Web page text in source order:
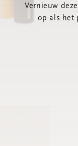
Vernieuw
op als het